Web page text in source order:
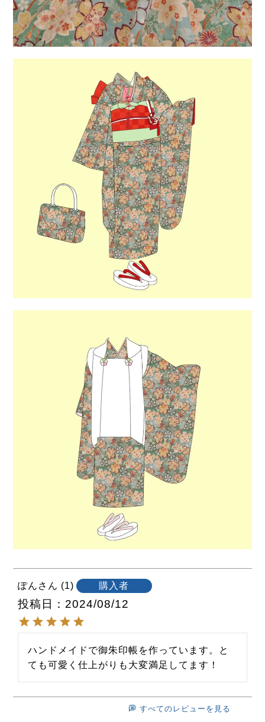
ぽん 1 購入者
投稿日 2024/08/12
ハンドメイドで御朱印帳を作っています。と
ても可愛く仕上がりも大変満足してます！
すべてのレビューを見る